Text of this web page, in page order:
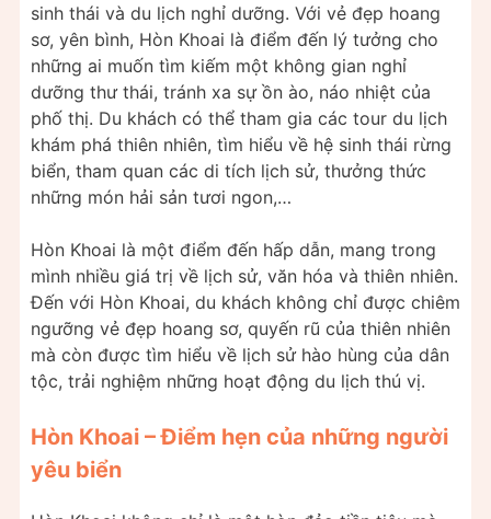
sinh thái và du lịch nghỉ dưỡng. Với vẻ đẹp hoang
sơ, yên bình, Hòn Khoai là điểm đến lý tưởng cho
những ai muốn tìm kiếm một không gian nghỉ
dưỡng thư thái, tránh xa sự ồn ào, náo nhiệt của
phố thị. Du khách có thể tham gia các tour du lịch
khám phá thiên nhiên, tìm hiểu về hệ sinh thái rừng
biển, tham quan các di tích lịch sử, thưởng thức
những món hải sản tươi ngon,…
Hòn Khoai là một điểm đến hấp dẫn, mang trong
mình nhiều giá trị về lịch sử, văn hóa và thiên nhiên.
Đến với Hòn Khoai, du khách không chỉ được chiêm
ngưỡng vẻ đẹp hoang sơ, quyến rũ của thiên nhiên
mà còn được tìm hiểu về lịch sử hào hùng của dân
tộc, trải nghiệm những hoạt động du lịch thú vị.
Hòn Khoai – Điểm hẹn của những người
yêu biển